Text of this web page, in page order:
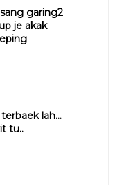
garing2
je akak
lah...
tu..